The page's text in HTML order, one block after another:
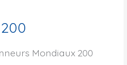
Mondiaux 200